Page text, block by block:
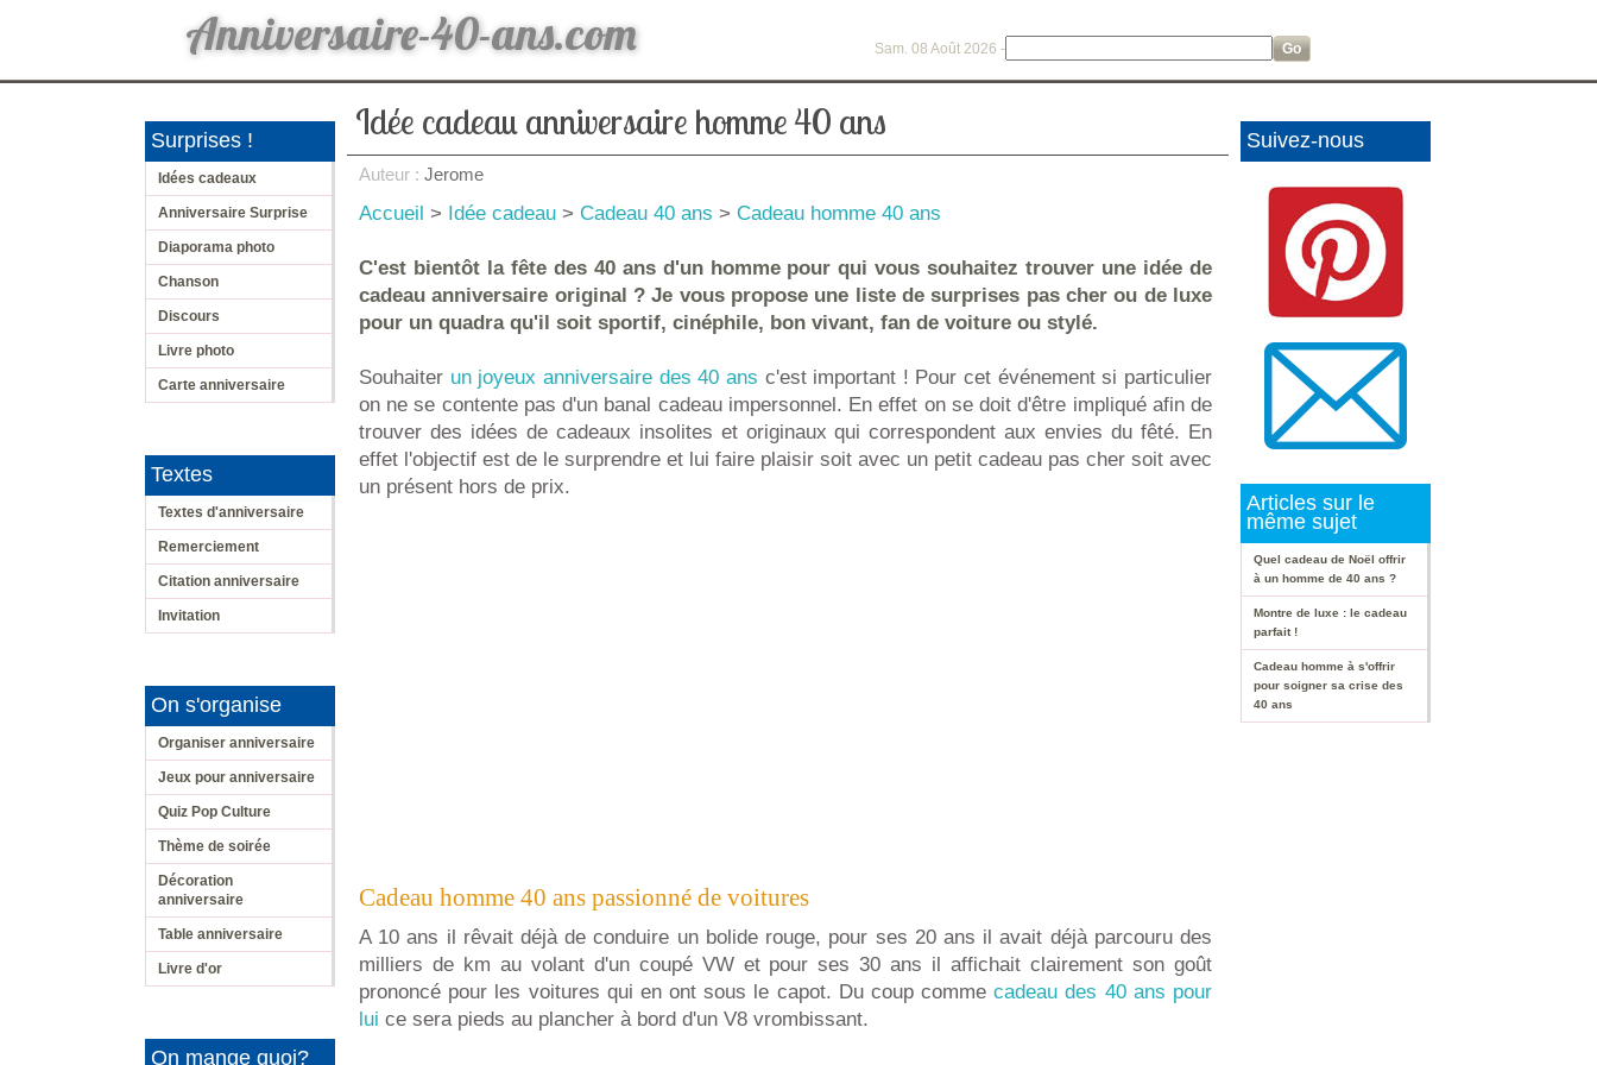
Anniversaire-40-ans.com Sam. 08 Août 2026 -
Surprises !
Idées cadeaux
Anniversaire Surprise
Diaporama photo
Chanson
Discours
Livre photo
Carte anniversaire
Textes
Textes d'anniversaire
Remerciement
Citation anniversaire
Invitation
On s'organise
Organiser anniversaire
Jeux pour anniversaire
Quiz Pop Culture
Thème de soirée
Décoration
anniversaire
Table anniversaire
Livre d'or
On mange quoi?
Idée cadeau anniversaire homme 40 ans
Auteur : Jerome
Accueil > Idée cadeau > Cadeau 40 ans > Cadeau homme 40 ans
C'est bientôt la fête des 40 ans d'un homme pour qui vous souhaitez trouver une idée de
cadeau anniversaire original ? Je vous propose une liste de surprises pas cher ou de luxe
pour un quadra qu'il soit sportif, cinéphile, bon vivant, fan de voiture ou stylé.
Souhaiter un joyeux anniversaire des 40 ans c'est important ! Pour cet événement si particulier
on ne se contente pas d'un banal cadeau impersonnel. En effet on se doit d'être impliqué afin de
trouver des idées de cadeaux insolites et originaux qui correspondent aux envies du fêté. En
effet l'objectif est de le surprendre et lui faire plaisir soit avec un petit cadeau pas cher soit avec
un présent hors de prix.
Cadeau homme 40 ans passionné de voitures
A 10 ans il rêvait déjà de conduire un bolide rouge, pour ses 20 ans il avait déjà parcouru des
milliers de km au volant d'un coupé VW et pour ses 30 ans il affichait clairement son goût
prononcé pour les voitures qui en ont sous le capot. Du coup commecadeau des 40 ans pour
lui ce sera pieds au plancher à bord d'un V8 vrombissant.
Suivez-nous
Articles sur le
même sujet
Quel cadeau de Noël offrir
à un homme de 40 ans ?
Montre de luxe : le cadeau
parfait !
Cadeau homme à s'offrir
pour soigner sa crise des
40 ans